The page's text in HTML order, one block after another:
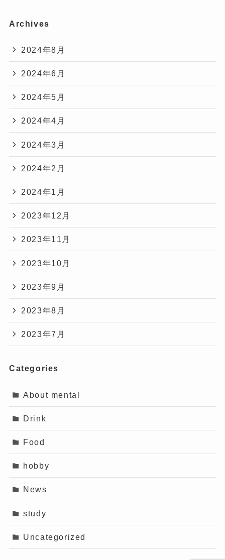
Archives
2024年8月
2024年6月
2024年5月
2024年4月
2024年3月
2024年2月
2024年1月
2023年12月
2023年11月
2023年10月
2023年9月
2023年8月
2023年7月
Categories
About mental
Drink
Food
hobby
News
study
Uncategorized